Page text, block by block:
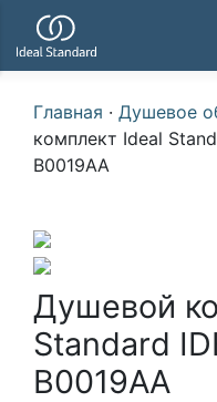
Главная · Душевое
комплект Ideal
B0019AA
Душевой
Standard
B0019AA